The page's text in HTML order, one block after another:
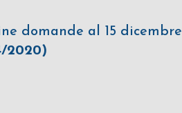
domande al 15 dicembre
2020)